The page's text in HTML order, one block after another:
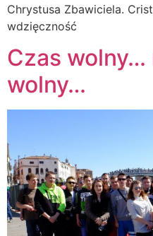
Chrystusa Zbawiciela.
wdzięczność
Czas wolny…
wolny…